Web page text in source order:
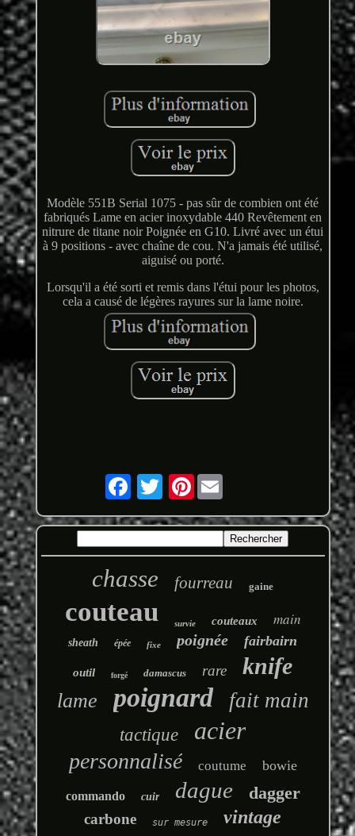
Modèle 551B Serial 1075 - pas sûr de combien ont été
fabriqués Lame en acier inoxydable 440 Revêtement en
nitrure de titane noir Poignée en G10. Livré avec un étui
à 9 positions - avec chaîne de cou. N'a jamais été utilisé,
aiguisé ou porté.
Lorsqu'il a été sorti et remis dans l'étui pour les photos,
cela a causé de légères rayures sur la lame noire.
Pinterest
chasse fourreau gaine
couteau survie couteaux main
sheath épée fixe poignée fairbairn
outil forgé damascus rare knife
lame poignard fait main
tactique acier
personnalisé coutume bowie
commando cuir dague dagger
carbone sur mesure vintage